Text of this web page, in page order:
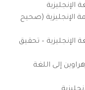
الإنجليزية
الإنجليزية (صحيح
الإنجليزية – تحقيق
إلى اللغة